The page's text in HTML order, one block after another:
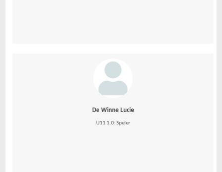
De Winne Lucie
U11 1.0: Speler